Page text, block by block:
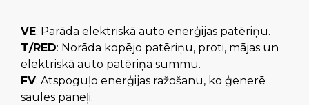
VE: Parāda elektriskā auto enerģijas patēriņu.
T/RED: Norāda kopējo patēriņu, proti, mājas un
elektriskā auto patēriņa summu.
FV: Atspoguļo enerģijas ražošanu, ko ģenerē
saules paneļi.